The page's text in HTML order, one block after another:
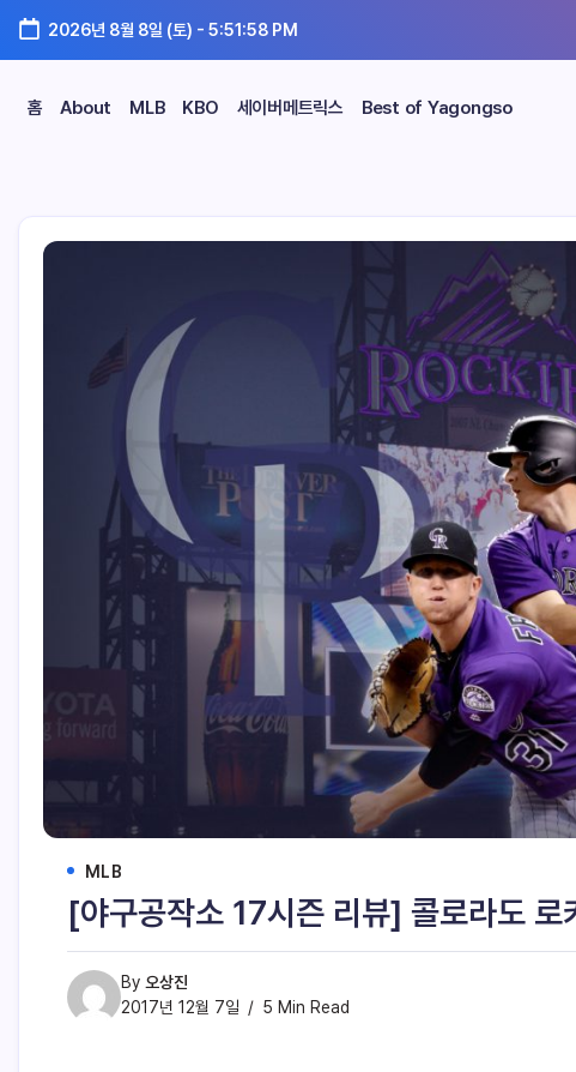
2026년 8월 8일 (토) - 5:51:59 PM
홈 About MLB KBO 세이버메트릭스 Best of Yagongso
MLB
[야구공작소 17시즌 리뷰] 콜로라도 로
By 오상진
2017년 12월 7일
5 Min Read